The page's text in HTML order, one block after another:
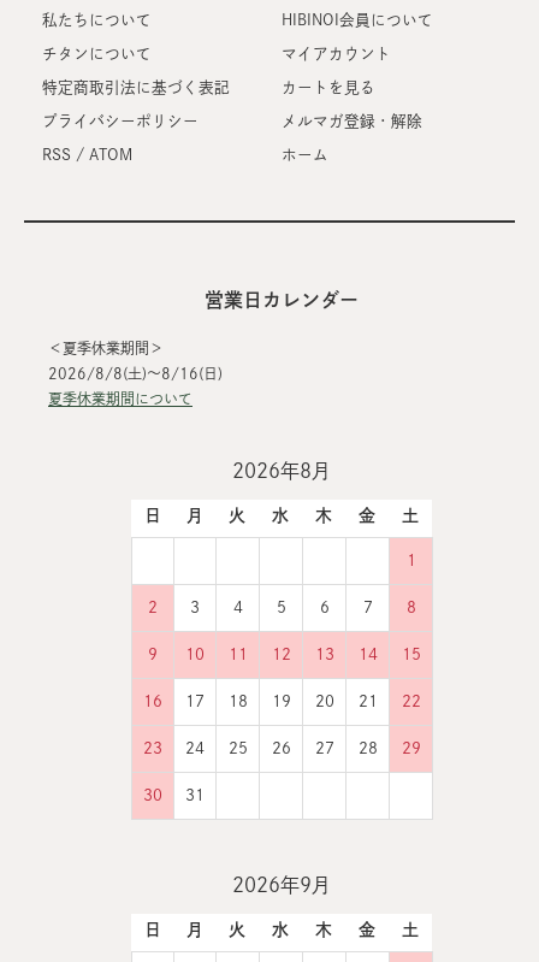
私たちについて
チタンについて
特定商取引法に基づく表記
プライバシーポリシー
RSS / ATOM
HIBINOI会員について
マイアカウント
カートを見る
メルマガ登録・解除
ホーム
営業日カレンダー
＜夏季休業期間＞
2026/8/8(土)～8/16(日)
夏季休業期間について
2026年8月
日 月 火 水 木 金 土
1
2 3 4 5 6 7 8
9 10 11 12 13 14 15
16 17 18 19 20 21 22
23 24 25 26 27 28 29
30 31
2026年9月
日 月 火 水 木 金 土